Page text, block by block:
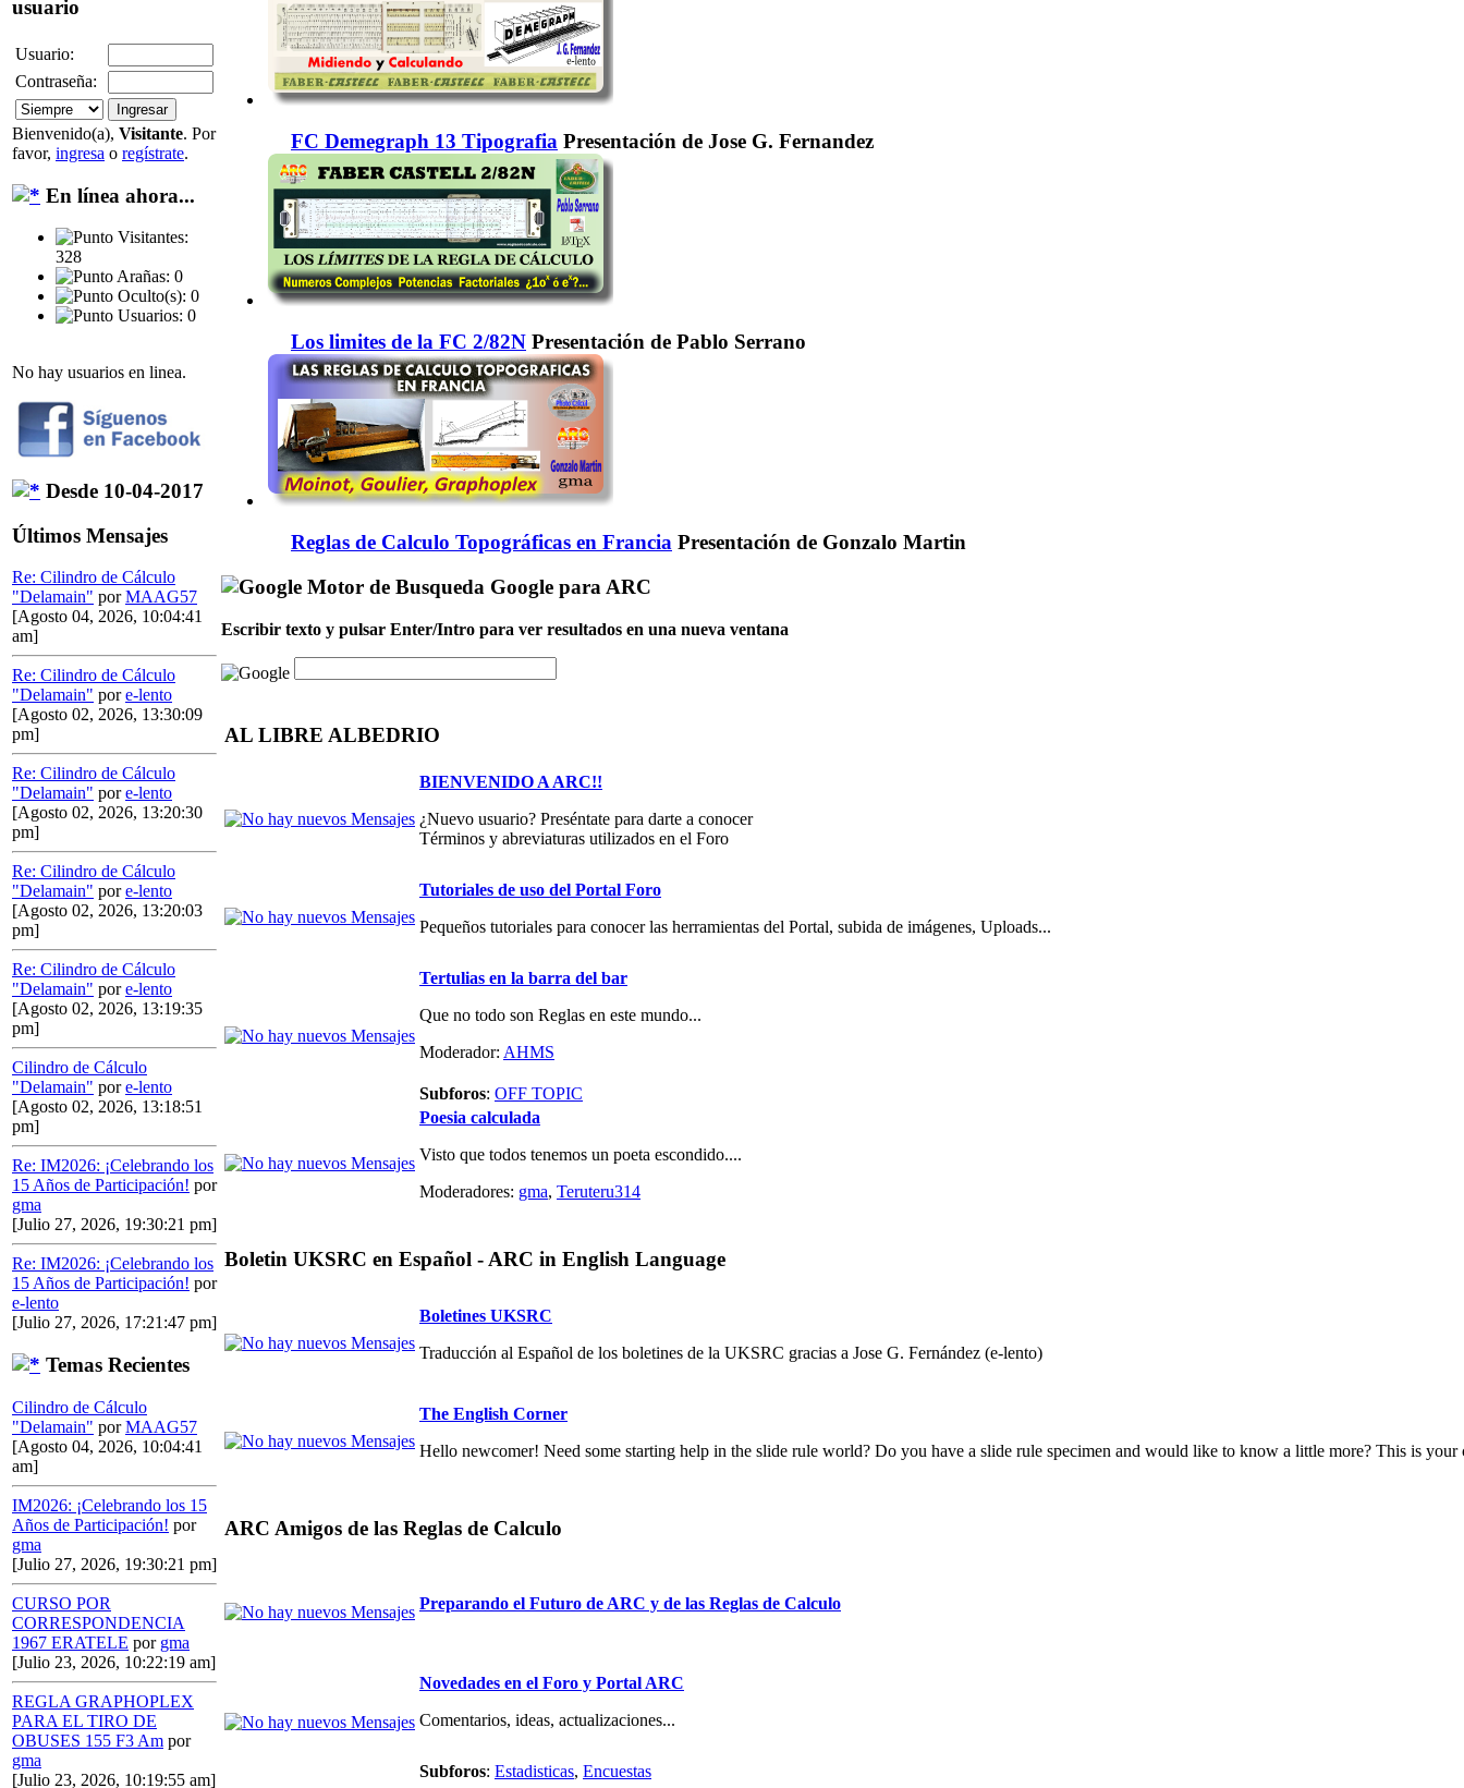
usuario
Usuario:
Contraseña:
Bienvenido(a), Visitante. Por
favor, ingresa o regístrate.
En línea ahora...
Visitantes:
328
Arañas: 0
Oculto(s): 0
Usuarios: 0
No hay usuarios en linea.
Desde 10-04-2017
Últimos Mensajes
Re: Cilindro de Cálculo
"Delamain" porMAAG57
[Agosto 04, 2026, 10:04:41
am]
Re: Cilindro de Cálculo
"Delamain" pore-lento
[Agosto 02, 2026, 13:30:09
pm]
Re: Cilindro de Cálculo
"Delamain" pore-lento
[Agosto 02, 2026, 13:20:30
pm]
Re: Cilindro de Cálculo
"Delamain" pore-lento
[Agosto 02, 2026, 13:20:03
pm]
Re: Cilindro de Cálculo
"Delamain" pore-lento
[Agosto 02, 2026, 13:19:35
pm]
Cilindro de Cálculo
"Delamain" pore-lento
[Agosto 02, 2026, 13:18:51
pm]
Re: IM2026: ¡Celebrando los
15 Años de Participación! por
gma
[Julio 27, 2026, 19:30:21 pm]
Re: IM2026: ¡Celebrando los
15 Años de Participación! por
e-lento
[Julio 27, 2026, 17:21:47 pm]
Temas Recientes
Cilindro de Cálculo
"Delamain" porMAAG57
[Agosto 04, 2026, 10:04:41
am]
IM2026: ¡Celebrando los 15
Años de Participación! por
gma
[Julio 27, 2026, 19:30:21 pm]
CURSO POR
CORRESPONDENCIA
1967 ERATELE por gma
[Julio 23, 2026, 10:22:19 am]
REGLA GRAPHOPLEX
PARA EL TIRO DE
OBUSES 155 F3 Am por
gma
[Julio 23, 2026, 10:19:55 am]
FC Demegraph 13 Tipografia Presentación de Jose G. Fernandez
Los limites de la FC 2/82N Presentación de Pablo Serrano
Reglas de Calculo Topográficas en Francia Presentación de Gonzalo Martin
Motor de Busqueda Google para ARC
Escribir texto y pulsar Enter/Intro para ver resultados en una nueva ventana
AL LIBRE ALBEDRIO
BIENVENIDO A ARC!!
¿Nuevo usuario? Preséntate para darte a conocer
Términos y abreviaturas utilizados en el Foro
Tutoriales de uso del Portal Foro
Pequeños tutoriales para conocer las herramientas del Portal, subida de imágenes, Uploads...
Tertulias en la barra del bar
Que no todo son Reglas en este mundo...
Moderador: AHMS
Subforos: OFF TOPIC
Poesia calculada
Visto que todos tenemos un poeta escondido....
Moderadores: gma, Teruteru314
Boletin UKSRC en Español - ARC in English Language
Boletines UKSRC
Traducción al Español de los boletines de la UKSRC gracias a Jose G. Fernández (e-lento)
The English Corner
Hello newcomer! Need some starting help in the slide rule world? Do you have a slide rule specimen and would like to know a little more? This is your
ARC Amigos de las Reglas de Calculo
Preparando el Futuro de ARC y de las Reglas de Calculo
Novedades en el Foro y Portal ARC
Comentarios, ideas, actualizaciones...
Subforos: Estadisticas, Encuestas